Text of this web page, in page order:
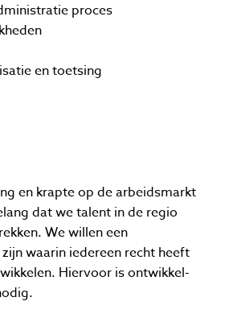
proces
en toetsing
en krapte op de arbeidsmarkt
dat we talent in de regio
We willen een
waarin iedereen recht heeft
Hiervoor is ontwikkel-